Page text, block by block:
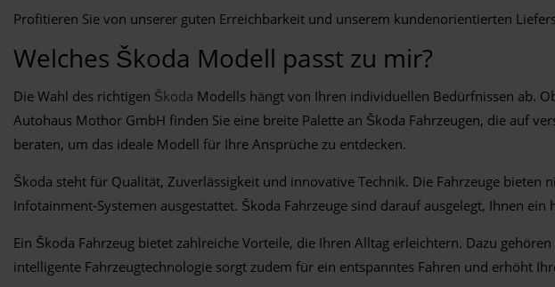
Profitieren Sie von unserer guten Erreichbarkeit und unserem kundenorientierten
Welches Škoda Modell passt zu mir?
Die Wahl des richtigen Škoda Modells hängt von Ihren individuellen Bedürfnissen ab.
Autohaus Mothor GmbH finden Sie eine breite Palette an Škoda Fahrzeugen, die auf
beraten, um das ideale Modell für Ihre Ansprüche zu entdecken.
Škoda steht für Qualität, Zuverlässigkeit und innovative Technik. Die Fahrzeuge
Infotainment-Systemen ausgestattet. Škoda Fahrzeuge sind darauf ausgelegt, Ihnen
Ein Škoda Fahrzeug bietet zahlreiche Vorteile, die Ihren Alltag erleichtern. Dazu
intelligente Fahrzeugtechnologie sorgt zudem für ein entspanntes Fahren und erhöht